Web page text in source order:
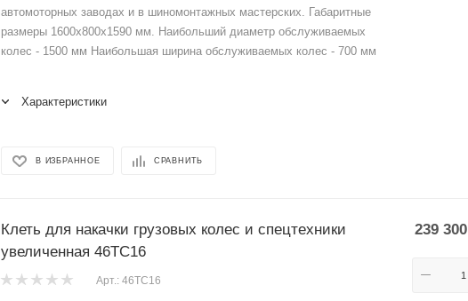
автомоторных заводах и в шиномонтажных мастерских. Габаритные
размеры 1600х800х1590 мм. Наибольший диаметр обслуживаемых
колес - 1500 мм Наибольшая ширина обслуживаемых колес - 700 мм
Характеристики
В ИЗБРАННОЕ СРАВНИТЬ
Клеть для накачки грузовых колес и спецтехники
увеличенная 46TC16
Арт.: 46TC16
239 300